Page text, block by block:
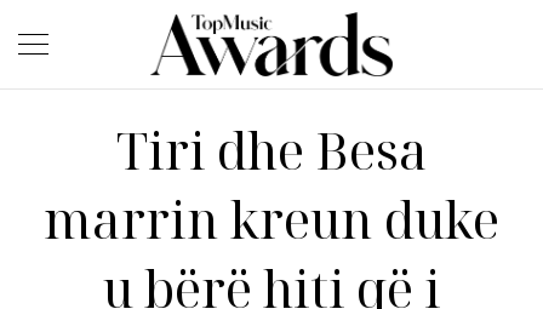
Tiri dhe Besa
marrin kreun duke
u bërë hiti që i